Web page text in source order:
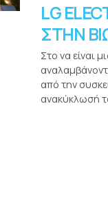
LG
ΣΤΗΝ
Στο να είναι
από την
ανακύκλωσή